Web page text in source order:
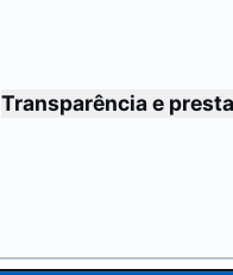
Transparência e